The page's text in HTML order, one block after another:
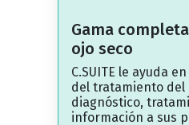
Gama
ojo seco
C.SUITE le ayuda
del tratamiento del
diagnóstico,
información a sus